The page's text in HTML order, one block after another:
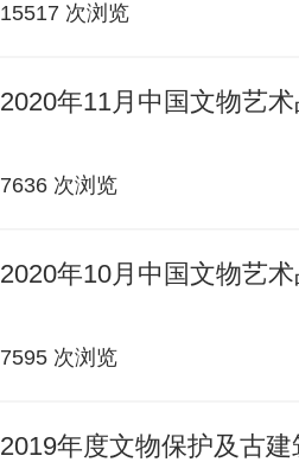
15517 次浏览
2020年11月中国文物艺
7636 次浏览
2020年10月中国文物艺
7595 次浏览
2019年度文物保护及古